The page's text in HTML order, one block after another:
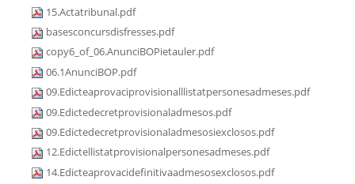
15.Actatribunal.pdf
basesconcursdisfresses.pdf
copy6_of_06.AnunciBOPietauler.pdf
06.1AnunciBOP.pdf
09.Edicteaprovaciprovisionalllistatpersonesadmeses.pdf
09.Edictedecretprovisionaladmesos.pdf
09.Edictedecretprovisionaladmesosiexclosos.pdf
12.Edictellistatprovisionalpersonesadmeses.pdf
14.Edicteaprovacidefinitivaadmesosexclosos.pdf